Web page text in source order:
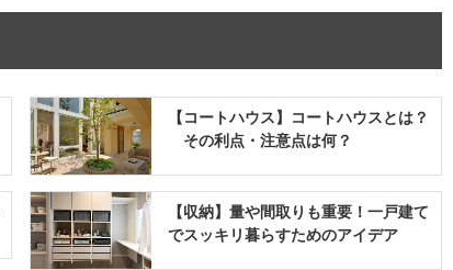
【コートハウス】コートハウスとは？
その利点・注意点は何？
【収納】量や間取りも重要！一戸建て
でスッキリ暮らすためのアイデア